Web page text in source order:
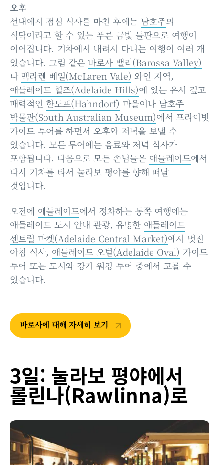
오후
선내에서 점심 식사를 마친 후에는 남호주의
식탁이라고 할 수 있는 푸른 금빛 들판으로 여행이
이어집니다. 기차에서 내려서 다니는 여행이 여러 개
있습니다. 그림 같은 바로사 밸리(Barossa Valley)
나 맥라렌 베일(McLaren Vale) 와인 지역,
애들레이드 힐즈(Adelaide Hills)에 있는 유서 깊고
매력적인 한도프(Hahndorf) 마을이나 남호주
박물관(South Australian Museum)에서 프라이빗
가이드 투어를 하면서 오후와 저녁을 보낼 수
있습니다. 모든 투어에는 음료와 저녁 식사가
포함됩니다. 다음으로 모든 손님들은 애들레이드에서
다시 기차를 타서 눌라보 평야를 향해 떠날
것입니다.
오전에 애들레이드에서 정차하는 동쪽 여행에는
애들레이드 도시 안내 관광, 유명한 애들레이드
센트럴 마켓(Adelaide Central Market)에서 멋진
아침 식사, 애들레이드 오벌(Adelaide Oval) 가이드
투어 또는 도시와 강가 워킹 투어 중에서 고를 수
있습니다.
바로사에 대해 자세히 보기
3일: 눌라보 평야에서
롤린나(Rawlinna)로